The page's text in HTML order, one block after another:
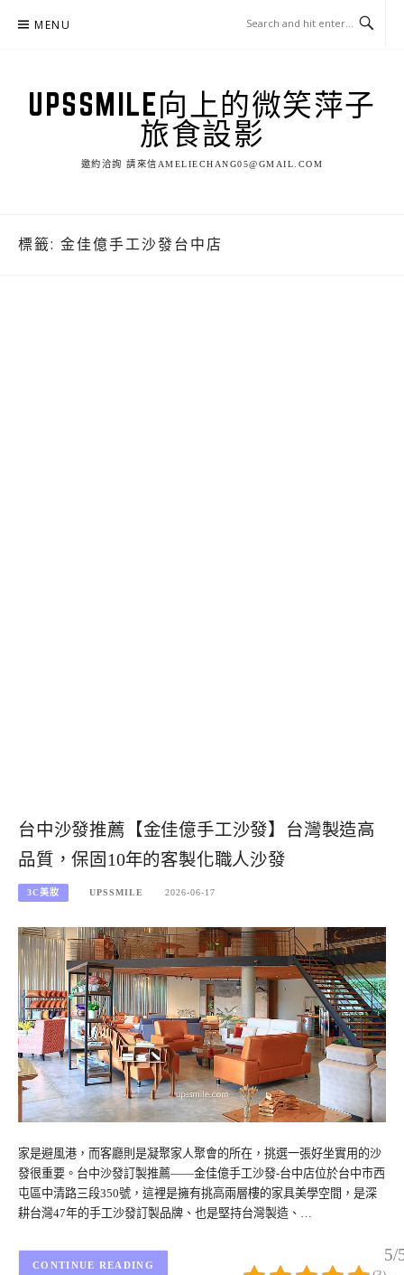
MENU
UPSSMILE向上的微笑萍子
旅食設影
邀約洽詢 請來信AMELIECHANG05@GMAIL.COM
標籤: 金佳億手工沙發台中店
台中沙發推薦【金佳億手工沙發】台灣製造高
品質，保固10年的客製化職人沙發
3C美妝 UPSSMILE 2026-06-17
家是避風港，而客廳則是凝聚家人聚會的所在，挑選一張好坐實用的沙
發很重要。台中沙發訂製推薦——金佳億手工沙發-台中店位於台中市西
屯區中清路三段350號，這裡是擁有挑高兩層樓的家具美學空間，是深
耕台灣47年的手工沙發訂製品牌、也是堅持台灣製造、…
5/
CONTINUE READING